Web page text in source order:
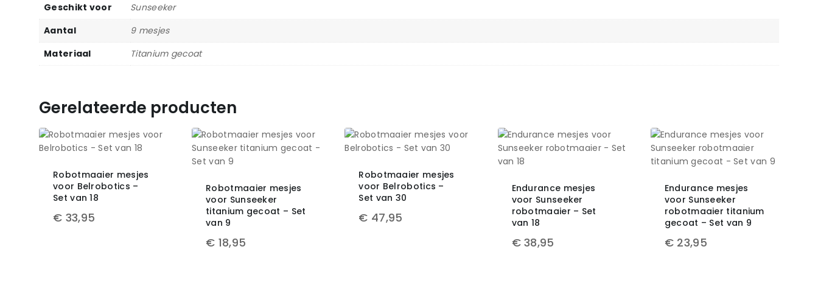
Geschikt voor
Sunseeker
Aantal
9 mesjes
Materiaal
Titanium gecoat
Gerelateerde producten
Robotmaaier mesjes
voor Belrobotics –
Set van 18
€ 33,95
Robotmaaier mesjes
voor Sunseeker
titanium gecoat – Set
van 9
€ 18,95
Robotmaaier mesjes
voor Belrobotics –
Set van 30
€ 47,95
Endurance mesjes
voor Sunseeker
robotmaaier – Set
van 18
€38,95
Endurance mesjes
voor Sunseeker
robotmaaier titanium
gecoat – Set van 9
€ 23,95